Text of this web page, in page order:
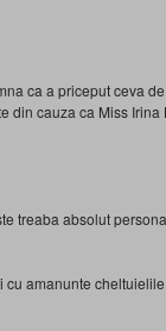
ca a priceput ceva
din cauza ca Miss
treaba absolut
amanunte